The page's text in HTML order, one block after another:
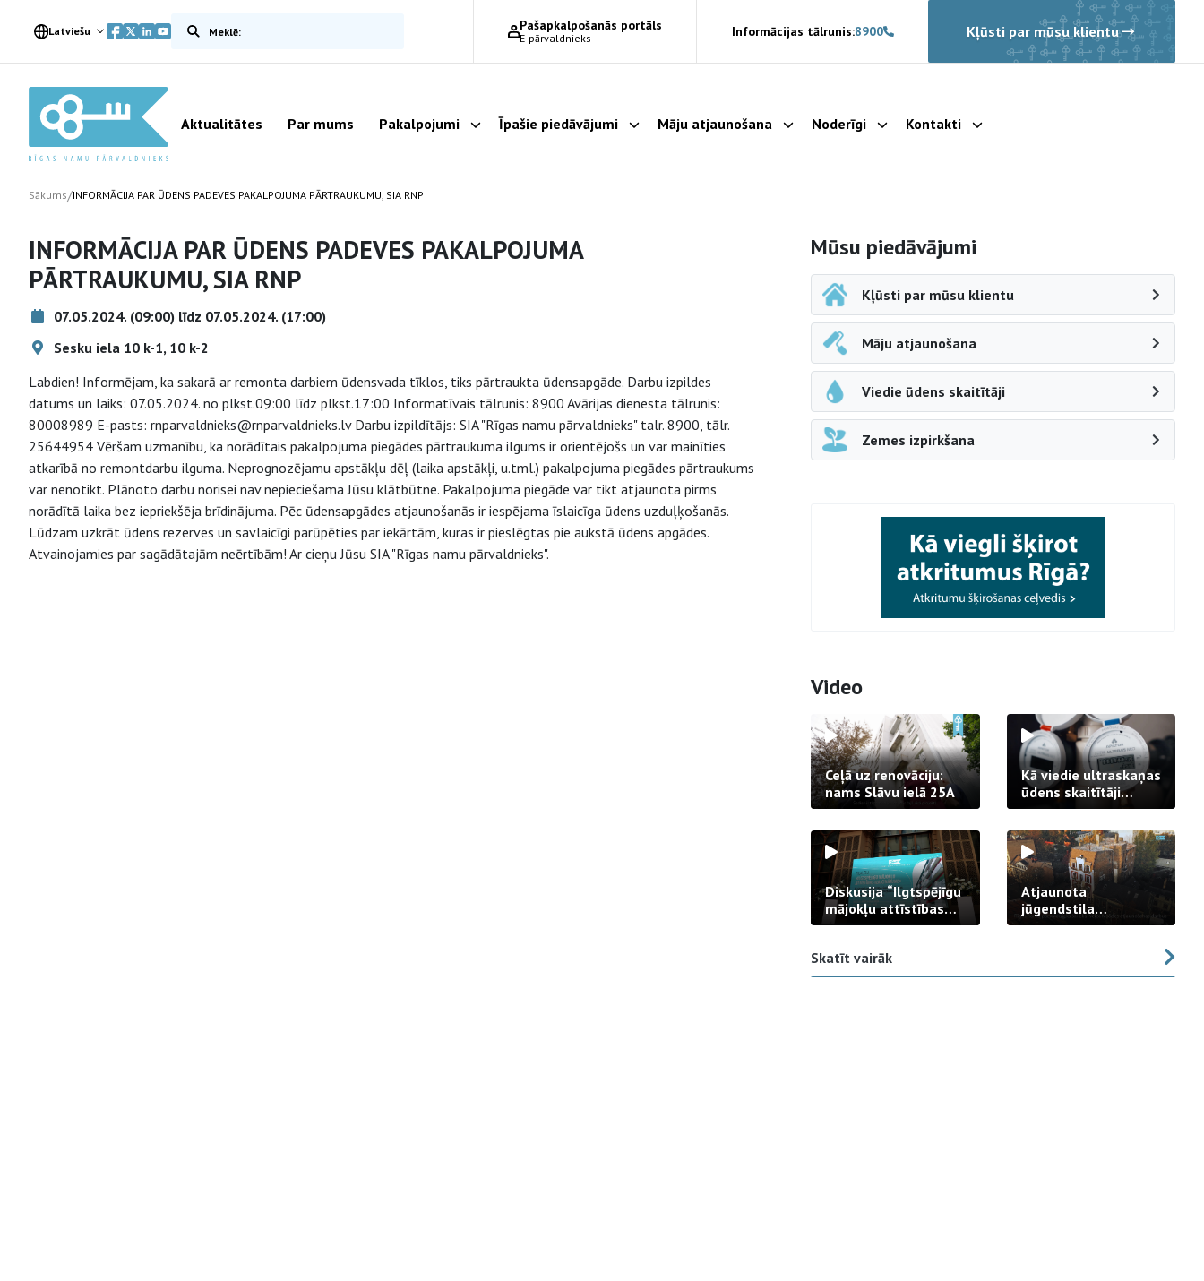
Latviešu Meklēt vietnē Pašapkalpošanās portāls
E-pārvaldnieks Informācijas tālrunis:8900 Kļūsti par mūsu klientu
Aktualitātes Par mums Pakalpojumi Parādīt apakšizvēlni
Īpašie piedāvājumi Parādīt apakšizvēlni
Māju atjaunošana Parādīt apakšizvēlni
Noderīgi Parādīt apakšizvēlni
Kontakti Parādīt apakšizvēlni
Sākums/INFORMĀCIJA PAR ŪDENS PADEVES PAKALPOJUMA PĀRTRAUKUMU, SIA RNP
INFORMĀCIJA PAR ŪDENS PADEVES PAKALPOJUMA
PĀRTRAUKUMU, SIA RNP
07.05.2024. (09:00) līdz 07.05.2024. (17:00)
Sesku iela 10 k-1, 10 k-2
Labdien! Informējam, ka sakarā ar remonta darbiem ūdensvada tīklos, tiks pārtraukta ūdensapgāde. Darbu izpildes
datums un laiks: 07.05.2024. no plkst.09:00 līdz plkst.17:00 Informatīvais tālrunis: 8900 Avārijas dienesta tālrunis:
80008989 E-pasts: rnparvaldnieks@rnparvaldnieks.lv Darbu izpildītājs: SIA "Rīgas namu pārvaldnieks" talr. 8900, tālr.
25644954 Vēršam uzmanību, ka norādītais pakalpojuma piegādes pārtraukuma ilgums ir orientējošs un var mainīties
atkarībā no remontdarbu ilguma. Neprognozējamu apstākļu dēļ (laika apstākļi, u.tml.) pakalpojuma piegādes pārtraukums
var nenotikt. Plānoto darbu norisei nav nepieciešama Jūsu klātbūtne. Pakalpojuma piegāde var tikt atjaunota pirms
norādītā laika bez iepriekšēja brīdinājuma. Pēc ūdensapgādes atjaunošanās ir iespējama īslaicīga ūdens uzduļķošanās.
Lūdzam uzkrāt ūdens rezerves un savlaicīgi parūpēties par iekārtām, kuras ir pieslēgtas pie aukstā ūdens apgādes.
Atvainojamies par sagādātajām neērtībām! Ar cieņu Jūsu SIA "Rīgas namu pārvaldnieks".
Sāna navigācija
Mūsu piedāvājumi
Kļūsti par mūsu klientu
Māju atjaunošana
Viedie ūdens skaitītāji
Zemes izpirkšana
Video
Ceļā uz renovāciju:
nams Slāvu ielā 25A
Kā viedie ultraskaņas
ūdens skaitītāji
strādā praksē
Diskusija “Ilgtspējīgu
mājokļu attīstības
izaicinājums”
Atjaunota
jūgendstila
arhitektūras pērles
Skatīt vairāk